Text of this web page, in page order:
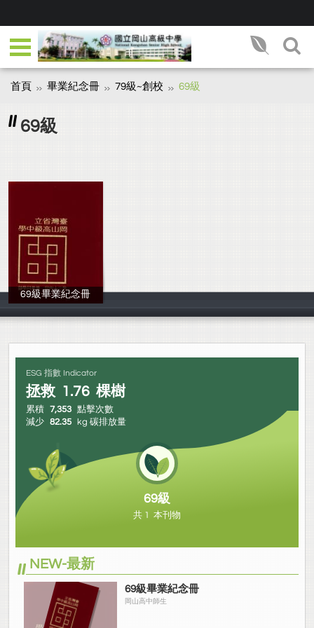
首頁 畢業紀念冊 79級~創校 69級
69級
69級畢業紀念冊
岡山高中師生
ESG 指數 Indicator
拯救 1.76 棵樹
累積 7,353 點擊次數
減少 82.35 kg 碳排放量
69級
共 1 本刊物
NEW-最新
69級畢業紀念冊
岡山高中師生